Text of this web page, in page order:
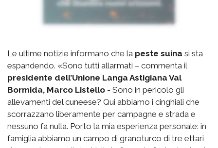
Le ultime notizie informano che la peste suina si sta
espandendo. «Sono tutti allarmati – commenta il
presidente dell’Unione Langa Astigiana Val
Bormida, Marco Listello - Sono in pericolo gli
allevamenti del cuneese? Qui abbiamo i cinghiali che
scorrazzano liberamente per campagne e strada e
nessuno fa nulla. Porto la mia esperienza personale: in
famiglia abbiamo un campo di granoturco di tre ettari